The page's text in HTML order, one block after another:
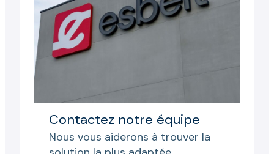
Contactez notre équipe
Nous vous aiderons à trouver la